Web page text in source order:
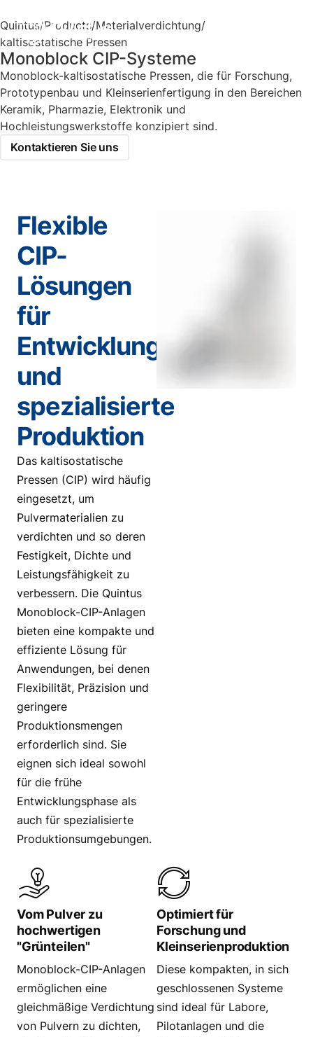
Quintus/Products/Materialverdichtung/
kaltisostatische Pressen
Monoblock CIP-Systeme
Monoblock-kaltisostatische Pressen, die für Forschung,
Prototypenbau und Kleinserienfertigung in den Bereichen
Keramik, Pharmazie, Elektronik und
Hochleistungswerkstoffe konzipiert sind.
Kontaktieren Sie uns
Flexible
CIP-
Lösungen
für
Entwicklung
und
spezialisierte
Produktion
Das kaltisostatische
Pressen (CIP) wird häufig
eingesetzt, um
Pulvermaterialien zu
verdichten und so deren
Festigkeit, Dichte und
Leistungsfähigkeit zu
verbessern. Die Quintus
Monoblock-CIP-Anlagen
bieten eine kompakte und
effiziente Lösung für
Anwendungen, bei denen
Flexibilität, Präzision und
geringere
Produktionsmengen
erforderlich sind. Sie
eignen sich ideal sowohl
für die frühe
Entwicklungsphase als
auch für spezialisierte
Produktionsumgebungen.
Vom Pulver zu
hochwertigen
"Grünteilen"
Monoblock-CIP-Anlagen
ermöglichen eine
gleichmäßige Verdichtung
von Pulvern zu dichten,
Optimiert für
Forschung und
Kleinserienproduktion
Diese kompakten, in sich
geschlossenen Systeme
sind ideal für Labore,
Pilotanlagen und die